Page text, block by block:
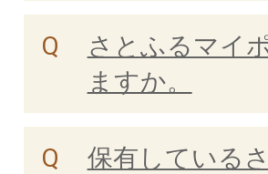
さとふるマイ
ますか。
保有している